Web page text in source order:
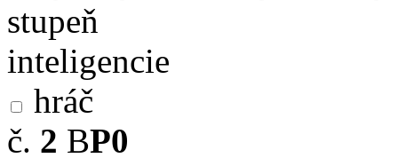
stupeň
inteligencie
hráč
č. 2 BP0